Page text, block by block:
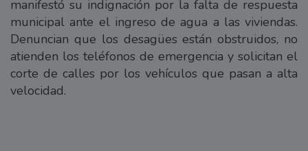
manifestó su indignación por la falta de respuesta
municipal ante el ingreso de agua a las viviendas.
Denuncian que los desagües están obstruidos, no
atienden los teléfonos de emergencia y solicitan el
corte de calles por los vehículos que pasan a alta
velocidad.